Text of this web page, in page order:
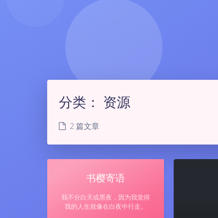
分类： 资源
2 篇文章
书樱寄语
我不分白天或黑夜，因为我觉得
我的人生就像在白夜中行走。